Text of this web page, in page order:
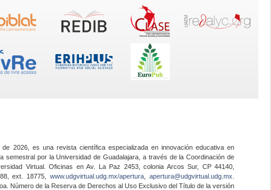
2026, es una revista científica especializada en innovación educativa en
semestral por la Universidad de Guadalajara, a través de la Coordinación de
Virtual. Oficinas en Av. La Paz 2453, colonia Arcos Sur, CP 44140,
ext. 18775,www.udgvirtual.udg.mx/apertura apertura@udgvirtual.udg.mx
Número de la Reserva de Derechos al Uso Exclusivo del Título de la versión